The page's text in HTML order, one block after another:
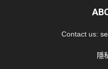
Contact us:
隱